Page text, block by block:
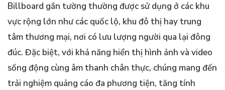
Billboard gắn tường thường được sử dụng ở các khu
vực rộng lớn như các quốc lộ, khu đô thị hay trung
tâm thương mại, nơi có lưu lượng người qua lại đông
đúc. Đặc biệt, với khả năng hiển thị hình ảnh và video
sống động cùng âm thanh chân thực, chúng mang đến
trải nghiệm quảng cáo đa phương tiện, tăng tính